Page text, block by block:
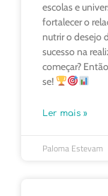
escolas e
fortalecer o
nutrir o desejo
sucesso na
começar?
se!
Ler mais »
Paloma Estevam